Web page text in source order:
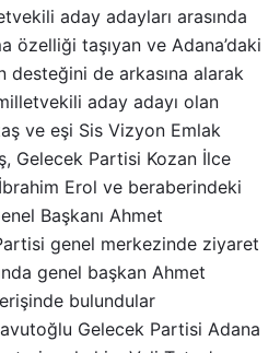
aday adayları arasında
özelliği taşıyan ve Adana’daki
de arkasına alarak
aday adayı olan
ve eşi Sis Vizyon Emlak
Gelecek Partisi Kozan İlce
Erol ve beraberindeki
Başkanı Ahmet
genel merkezinde ziyaret
genel başkan Ahmet
bulundular
Gelecek Partisi Adana